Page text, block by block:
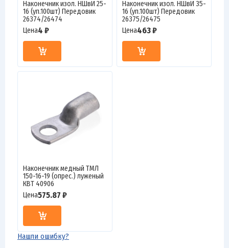
Наконечник изол. НШвИ 25-
16 (уп.100шт) Передовик
26374/26474
Цена4 ₽
Наконечник изол. НШвИ 35-
16 (уп.100шт) Передовик
26375/26475
Цена463 ₽
Наконечник медный ТМЛ
150-16-19 (опрес.) луженый
КВТ 40906
Цена575.87 ₽
Нашли ошибку?